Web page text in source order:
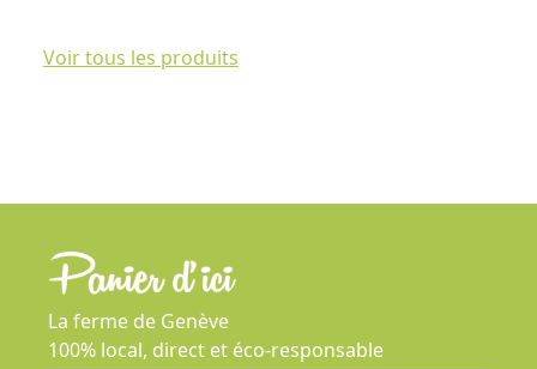
Voir tous les produits
La ferme de Genève
100% local, direct et éco-responsable